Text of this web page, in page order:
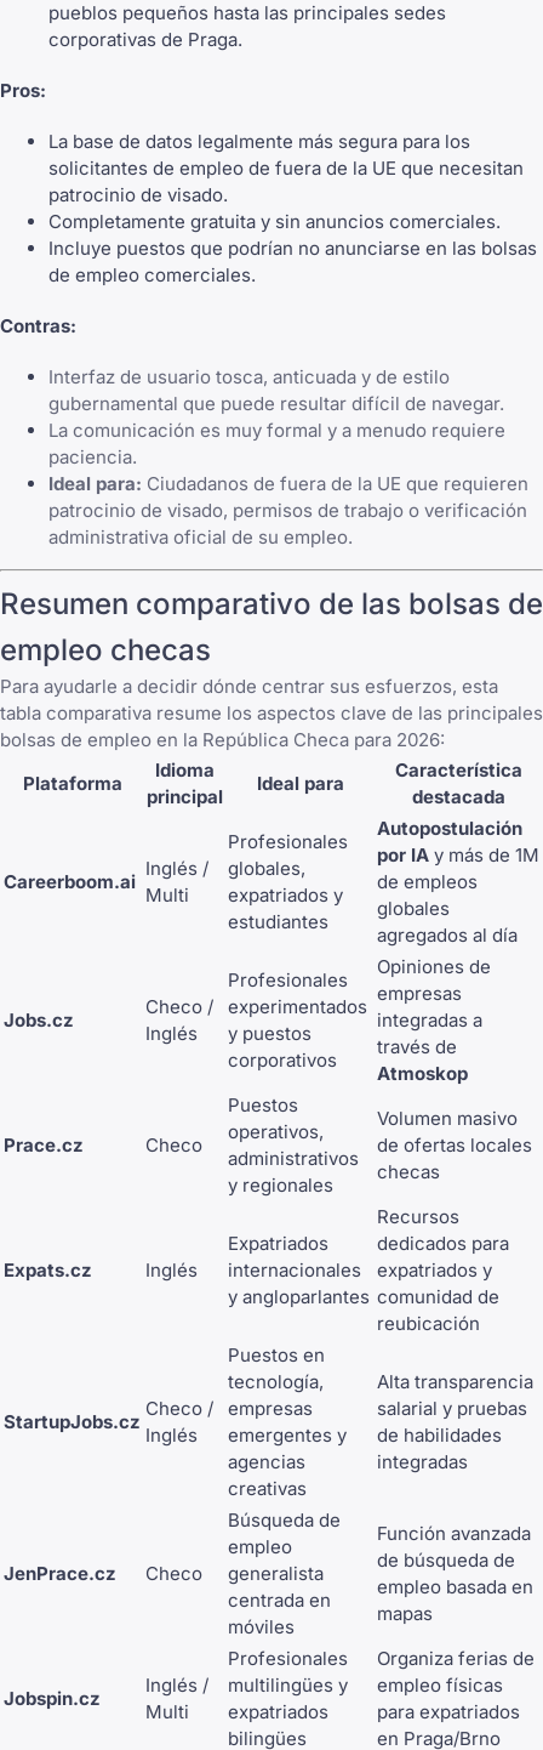
pueblos pequeños hasta las principales sedes
corporativas de Praga.
Pros:
La base de datos legalmente más segura para los
solicitantes de empleo de fuera de la UE que necesitan
patrocinio de visado.
Completamente gratuita y sin anuncios comerciales.
Incluye puestos que podrían no anunciarse en las bolsas
de empleo comerciales.
Contras:
Interfaz de usuario tosca, anticuada y de estilo
gubernamental que puede resultar difícil de navegar.
La comunicación es muy formal y a menudo requiere
paciencia.
Ideal para: Ciudadanos de fuera de la UE que requieren
patrocinio de visado, permisos de trabajo o verificación
administrativa oficial de su empleo.
Resumen comparativo de las bolsas de
empleo checas
Para ayudarle a decidir dónde centrar sus esfuerzos, esta
tabla comparativa resume los aspectos clave de las principales
bolsas de empleo en la República Checa para 2026:
Plataforma
Idioma
principal
Ideal para
Característica
destacada
Careerboom.ai
Inglés /
Multi
Profesionales
globales,
expatriados y
estudiantes
Autopostulación
por IA y más de 1M
de empleos
globales
agregados al día
Jobs.cz
Checo /
Inglés
Profesionales
experimentados
y puestos
corporativos
Opiniones de
empresas
integradas a
través de
Atmoskop
Prace.cz Checo
Puestos
operativos,
administrativos
y regionales
Volumen masivo
de ofertas locales
checas
Expats.cz Inglés
Expatriados
internacionales
y angloparlantes
Recursos
dedicados para
expatriados y
comunidad de
reubicación
StartupJobs.cz
Checo /
Inglés
Puestos en
tecnología,
empresas
emergentes y
agencias
creativas
Alta transparencia
salarial y pruebas
de habilidades
integradas
JenPrace.cz Checo
Búsqueda de
empleo
generalista
centrada en
móviles
Función avanzada
de búsqueda de
empleo basada en
mapas
Jobspin.cz
Inglés /
Multi
Profesionales
multilingües y
expatriados
bilingües
Organiza ferias de
empleo físicas
para expatriados
en Praga/Brno